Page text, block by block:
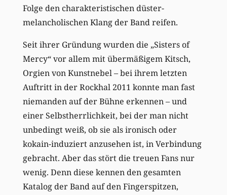
Folge den charakteristischen düster-
melancholischen Klang der Band reifen.
Seit ihrer Gründung wurden die „Sisters of
Mercy“ vor allem mit übermäßigem Kitsch,
Orgien von Kunstnebel – bei ihrem letzten
Auftritt in der Rockhal 2011 konnte man fast
niemanden auf der Bühne erkennen – und
einer Selbstherrlichkeit, bei der man nicht
unbedingt weiß, ob sie als ironisch oder
kokain-induziert anzusehen ist, in Verbindung
gebracht. Aber das stört die treuen Fans nur
wenig. Denn diese kennen den gesamten
Katalog der Band auf den Fingerspitzen,